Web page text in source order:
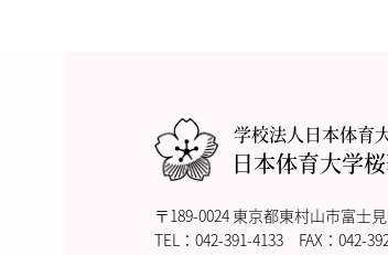
学校法人日本体育
日本体育大学
〒189-0024 東京都東村山市富士
TEL： 042-391-4133 FAX：042-